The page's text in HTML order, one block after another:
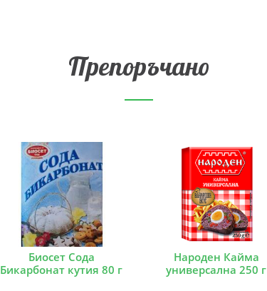
Препоръчано
Биосет Сода
Бикарбонат кутия 80 г
Народен Кайма
универсална 250 г